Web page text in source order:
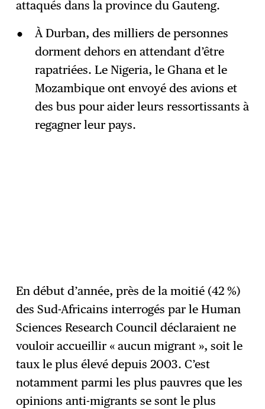
attaqués dans la province du Gauteng.
À Durban, des milliers de personnes
dorment dehors en attendant d’être
rapatriées. Le Nigeria, le Ghana et le
Mozambique ont envoyé des avions et
des bus pour aider leurs ressortissants à
regagner leur pays.
En début d’année, près de la moitié (42 %)
des Sud-Africains interrogés par le Human
Sciences Research Council déclaraient ne
vouloir accueillir « aucun migrant », soit le
taux le plus élevé depuis 2003. C’est
notamment parmi les plus pauvres que les
opinions anti-migrants se sont le plus